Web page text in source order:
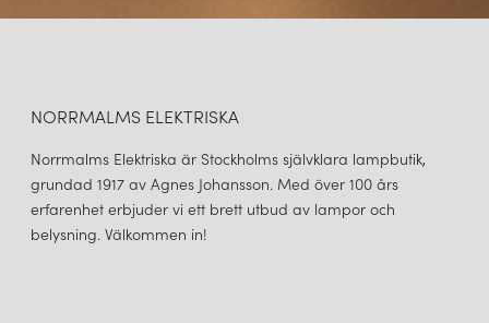
NORRMALMS ELEKTRISKA
Norrmalms Elektriska är Stockholms självklara lampbutik,
grundad 1917 av Agnes Johansson. Med över 100 års
erfarenhet erbjuder vi ett brett utbud av lampor och
belysning. Välkommen in!